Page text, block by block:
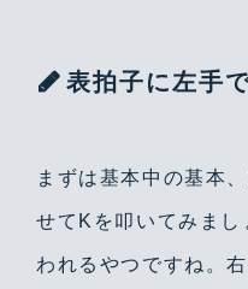
表拍子に左手
まずは基本中の基本
せてKを叩いてみま
われるやつですね。